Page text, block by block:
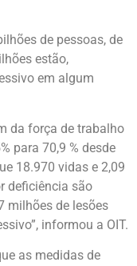
de pessoas, de
estão,
em algum
da força de trabalho
para 70,9 % desde
18.970 vidas e 2,09
deficiência são
milhões de lesões
informou a OIT.
as medidas de